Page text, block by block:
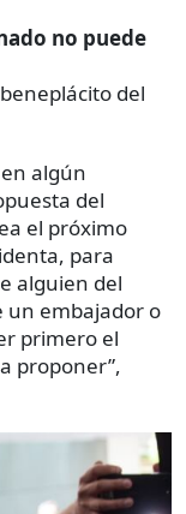
no puede
del
algún
del
el próximo
para
alguien del
un embajador o
primero el
proponer”,